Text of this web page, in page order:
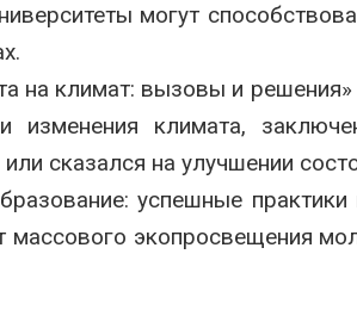
могут
на климат: вызовы и
изменения климата,
сказался на улучшении
успешные практики
экопросвещения